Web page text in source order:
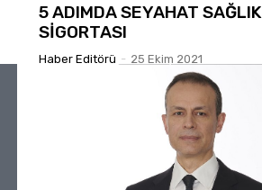
5 ADIMDA SEYAHAT SAĞLIK
SİGORTASI
Haber Editörü - 25 Ekim 2021